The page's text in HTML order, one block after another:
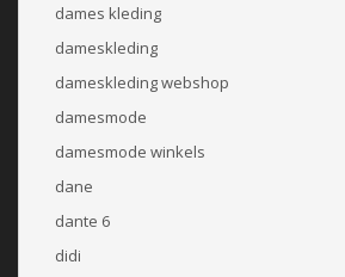
dames kleding
dameskleding
dameskleding webshop
damesmode
damesmode winkels
dane
dante 6
didi